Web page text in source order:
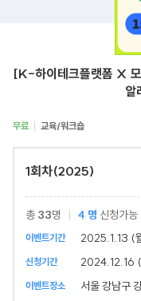
[K-하이테크플랫폼 X
알
무료 교육/워크숍
1회차(2025)
총 33명 4 명 신청가능
이벤트기간 2025.1.13 (
신청기간 2024.12.16
이벤트장소 서울 강남구